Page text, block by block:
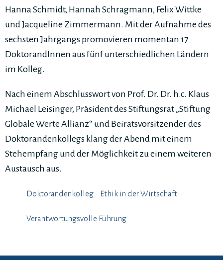
Hanna Schmidt, Hannah Schragmann, Felix Wittke
und Jacqueline Zimmermann. Mit der Aufnahme des
sechsten Jahrgangs promovieren momentan 17
DoktorandInnen aus fünf unterschiedlichen Ländern
im Kolleg.
Nach einem Abschlusswort von Prof. Dr. Dr. h.c. Klaus
Michael Leisinger, Präsident des Stiftungsrat „Stiftung
Globale Werte Allianz“ und Beiratsvorsitzender des
Doktorandenkollegs klang der Abend mit einem
Stehempfang und der Möglichkeit zu einem weiteren
Austausch aus.
Doktorandenkolleg Ethik in der Wirtschaft
Verantwortungsvolle Führung